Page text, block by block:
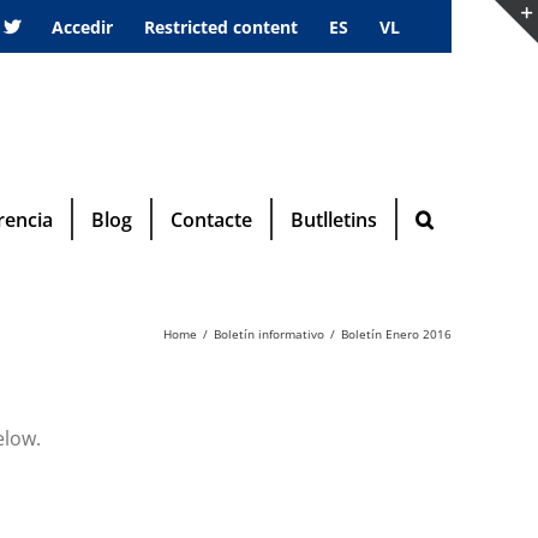
Accedir Restricted content ES VL
Blog Contacte Butlletins
Home Boletín informativo Boletín Enero 2016